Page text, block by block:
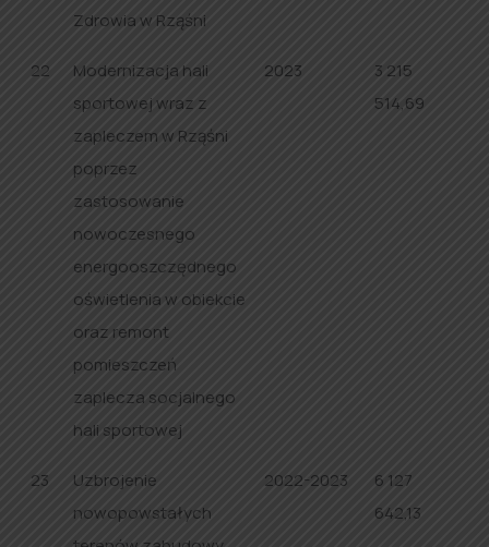
Zdrowia w Rząśni
22
Modernizacja hali
sportowej wraz z
zapleczem w Rząśni
poprzez
zastosowanie
nowoczesnego
energooszczędnego
oświetlenia w obiekcie
oraz remont
pomieszczeń
zaplecza socjalnego
hali sportowej
2023
3 215
514,69
23
Uzbrojenie
nowopowstałych
2022-2023
6 127
642,13